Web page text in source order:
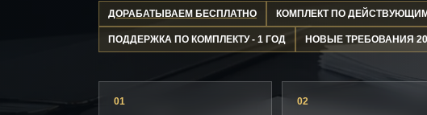
ДОРАБАТЫВАЕМ БЕСПЛАТНО КОМПЛЕКТ ПО
ПОДДЕРЖКА ПО КОМПЛЕКТУ - 1 ГОД НОВЫЕ ТРЕБОВАНИЯ
01 02